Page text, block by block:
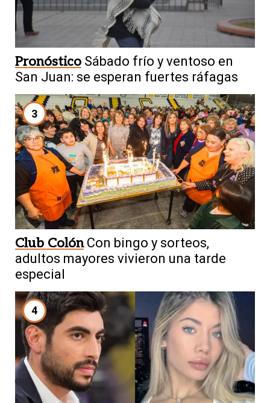
Pronóstico Sábado frío y ventoso en
San Juan: se esperan fuertes ráfagas
3
Club Colón Con bingo y sorteos,
adultos mayores vivieron una tarde
especial
4